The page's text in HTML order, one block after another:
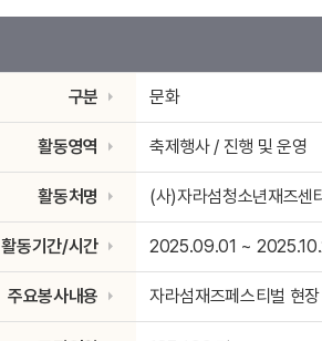
구분 문화
활동영역 축제행사 / 진행 및 운영
활동처명 (사)자라섬청소년재즈센
활동기간/시간 2025.09.01 ~
주요봉사내용 자라섬재즈페스티벌 현